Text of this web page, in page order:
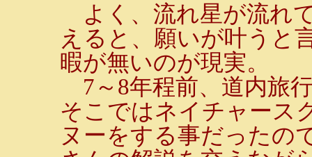
よく、流れ星が流れ
えると、願いが叶うと
暇が無いのが現実。
7～8年程前、道内旅
そこではネイチャース
ヌーをする事だったの